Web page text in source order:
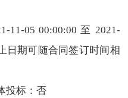
11-05 00:00:00 至 2021-
日期可随合同签订时间相
投标：否